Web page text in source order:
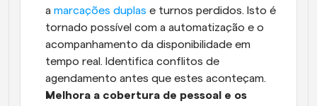
a marcações duplas e turnos perdidos. Isto é
tornado possível com a automatização e o
acompanhamento da disponibilidade em
tempo real. Identifica conflitos de
agendamento antes que estes aconteçam.
Melhora a cobertura de pessoal e os